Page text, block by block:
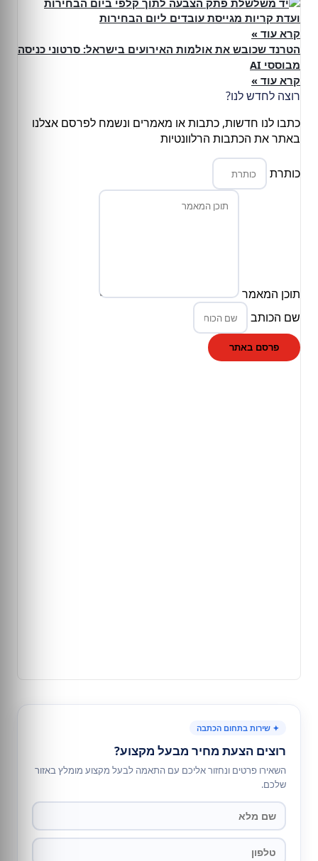
ועדת קריות מגייסת עובדים ליום הבחירות
קרא עוד »
הטרנד שכובש את אולמות האירועים בישראל: סרטוני כניסה
מבוססי AI
קרא עוד »
רוצה לחדש לנו?
כתבו לנו חדשות, כתבות או מאמרים ונשמח לפרסם אצלנו
באתר את הכתבות הרלוונטיות
כותרת
תוכן המאמר
שם הכותב
פרסם באתר
✦ שירות בתחום הכתבה
רוצים הצעת מחיר מבעל מקצוע?
השאירו פרטים ונחזור אליכם עם התאמה לבעל מקצוע מומלץ באזור
שלכם.